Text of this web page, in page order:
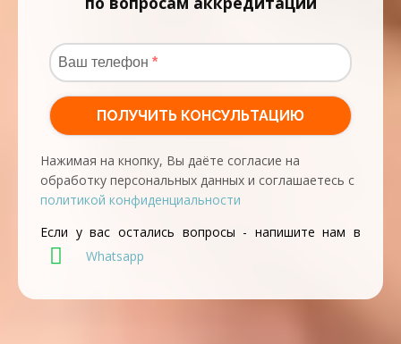
Нажимая на кнопку, Вы даёте согласие на
обработку персональных данных и соглашаетесь с
политикой конфиденциальности
Если у вас остались вопросы - напишите нам в
Whatsapp